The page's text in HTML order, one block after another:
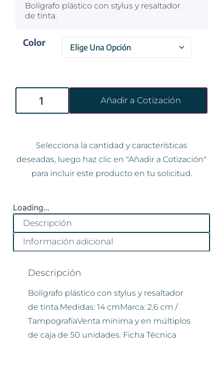
Bolígrafo plástico con stylus y resaltador
de tinta.
Color
Añadir a Cotización
Selecciona la cantidad y características
deseadas, luego haz clic en "Añadir a Cotización"
para incluir este producto en tu solicitud.
Loading...
Descripción
Información adicional
Descripción
Bolígrafo plástico con stylus y resaltador
de tinta.Medidas: 14 cmMarca: 2.6 cm /
TampografíaVenta mínima y en múltiplos
de caja de 50 unidades. Ficha Técnica